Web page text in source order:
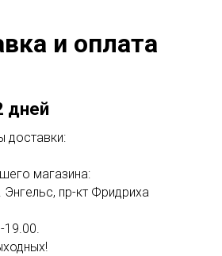
и оплата
дней
доставки:
магазина:
пр-кт Фридриха
19.00.